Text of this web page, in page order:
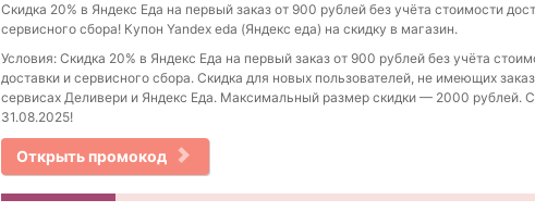
Скидка 20% в Яндекс Еда на первый заказ от 900 рублей без учёта стоимости
сервисного сбора! Купон Yandex eda (Яндекс еда) на скидку в магазин.
Условия: Скидка 20% в Яндекс Еда на первый заказ от 900 рублей без учёта
доставки и сервисного сбора. Скидка для новых пользователей, не имеющих
сервисах Деливери и Яндекс Еда. Максимальный размер скидки — 2000 рублей.
31.08.2025!
Открыть промокод